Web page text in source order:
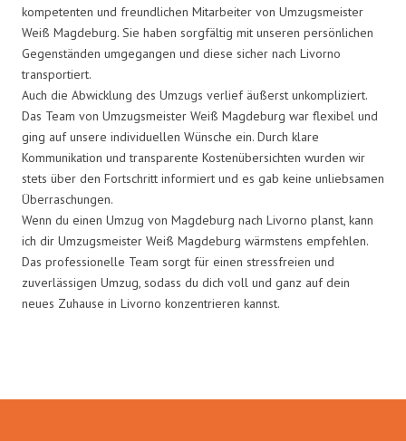
kompetenten und freundlichen Mitarbeiter von Umzugsmeister
Weiß Magdeburg. Sie haben sorgfältig mit unseren persönlichen
Gegenständen umgegangen und diese sicher nach Livorno
transportiert.
Auch die Abwicklung des Umzugs verlief äußerst unkompliziert.
Das Team von Umzugsmeister Weiß Magdeburg war flexibel und
ging auf unsere individuellen Wünsche ein. Durch klare
Kommunikation und transparente Kostenübersichten wurden wir
stets über den Fortschritt informiert und es gab keine unliebsamen
Überraschungen.
Wenn du einen Umzug von Magdeburg nach Livorno planst, kann
ich dir Umzugsmeister Weiß Magdeburg wärmstens empfehlen.
Das professionelle Team sorgt für einen stressfreien und
zuverlässigen Umzug, sodass du dich voll und ganz auf dein
neues Zuhause in Livorno konzentrieren kannst.